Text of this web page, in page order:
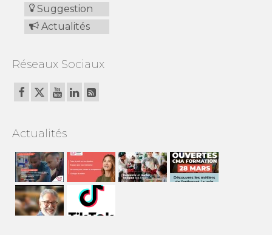
Suggestion
Actualités
Réseaux Sociaux
Actualités